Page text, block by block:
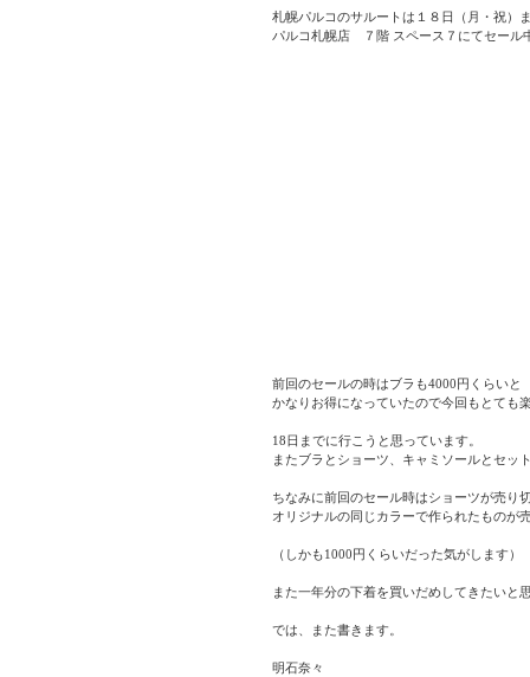
札幌パルコのサルートは１８日（月・祝）
パルコ札幌店　７階 スペース７にてセール
前回のセールの時はブラも4000円くらいと
かなりお得になっていたので今回もとても
18日までに行こうと思っています。
またブラとショーツ、キャミソールとセッ
ちなみに前回のセール時はショーツが売り
オリジナルの同じカラーで作られたものが
（しかも1000円くらいだった気がします）
また一年分の下着を買いだめしてきたいと
では、また書きます。
明石奈々